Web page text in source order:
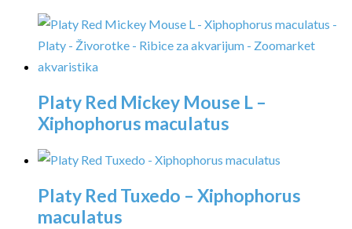
Platy Red Mickey Mouse L –
Xiphophorus maculatus
Platy Red Tuxedo – Xiphophorus
maculatus